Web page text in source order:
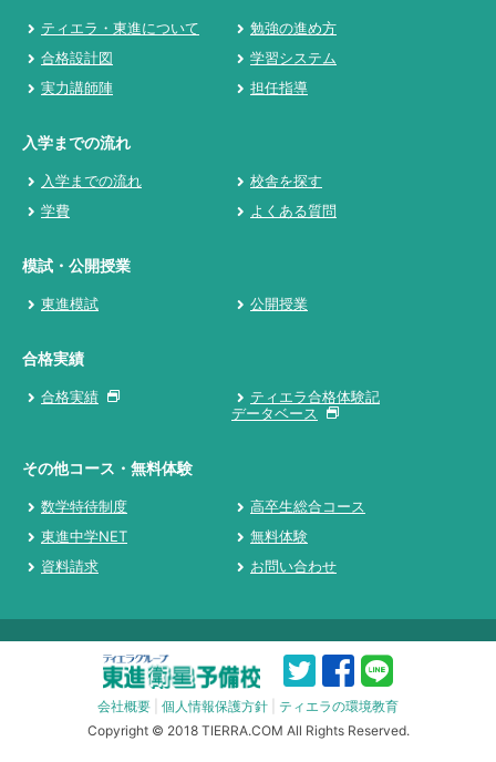
ティエラ・東進について
勉強の進め方
合格設計図
学習システム
実力講師陣
担任指導
入学までの流れ
入学までの流れ
校舎を探す
学費
よくある質問
模試・公開授業
東進模試 公開授業
合格実績
合格実績
ティエラ合格体験記
データベース
その他コース・無料体験
数学特待制度
高卒生総合コース
東進中学NET
無料体験
資料請求
お問い合わせ
会社概要 個人情報保護方針
ティエラの環境教育
Copyright © 2018 TIERRA.COM All Rights Reserved.